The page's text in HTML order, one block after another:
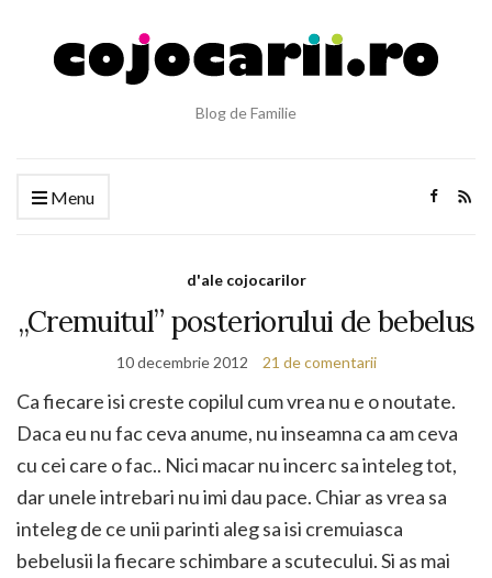
Blog de Familie
Menu
d'ale cojocarilor
„Cremuitul” posteriorului de bebelus
10 decembrie 2012 21 de comentarii
Ca fiecare isi creste copilul cum vrea nu e o noutate.
Daca eu nu fac ceva anume, nu inseamna ca am ceva
cu cei care o fac.. Nici macar nu incerc sa inteleg tot,
dar unele intrebari nu imi dau pace. Chiar as vrea sa
inteleg de ce unii parinti aleg sa isi cremuiasca
bebelusii la fiecare schimbare a scutecului. Si as mai